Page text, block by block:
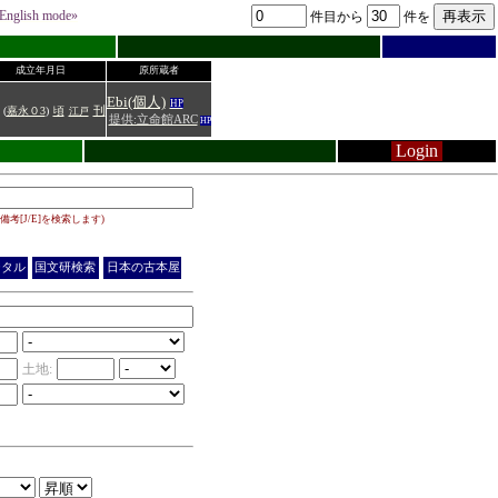
English mode» 件目から
件を
成立年月日 原所蔵者
(嘉永０3) 頃 江戸 刊
Ebi(個人) HP
提供:立命館ARC HP
Login
考[J/E]を検索します)
ル 国文研検索
日本の古本屋
土地: